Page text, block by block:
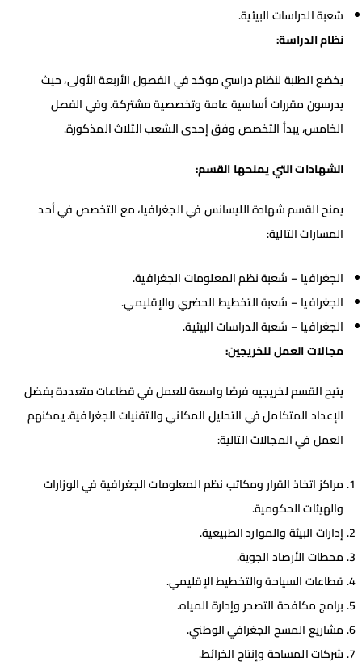
شعبة الدراسات البيئية.
نظام الدراسة:
يخضع الطلبة لنظام دراسي موحّد في الفصول الأربعة الأولى، حيث
يدرسون مقررات أساسية عامة وتخصصية مشتركة. وفي الفصل
الخامس، يبدأ التخصص وفق إحدى الشعب الثلاث المذكورة.
الشهادات التي يمنحها القسم:
يمنح القسم شهادة الليسانس في الجغرافيا، مع التخصص في أحد
المسارات التالية:
الجغرافيا – شعبة نظم المعلومات الجغرافية.
الجغرافيا – شعبة التخطيط الحضري والإقليمي.
الجغرافيا – شعبة الدراسات البيئية.
مجالات العمل للخريجين:
يتيح القسم لخريجيه فرصًا واسعة للعمل في قطاعات متعددة بفضل
الإعداد المتكامل في التحليل المكاني والتقنيات الجغرافية. يمكنهم
العمل في المجالات التالية:
مراكز اتخاذ القرار ومكاتب نظم المعلومات الجغرافية في الوزارات
والهيئات الحكومية.
إدارات البيئة والموارد الطبيعية.
محطات الأرصاد الجوية.
قطاعات السياحة والتخطيط الإقليمي.
برامج مكافحة التصحر وإدارة المياه.
مشاريع المسح الجغرافي الوطني.
شركات المساحة وإنتاج الخرائط.